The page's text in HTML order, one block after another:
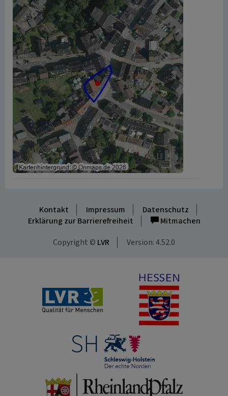
Kontakt Impressum
Datenschutz
Erklärung zur Barrierefreiheit
Mitmachen
Copyright © LVR Version: 4.52.0